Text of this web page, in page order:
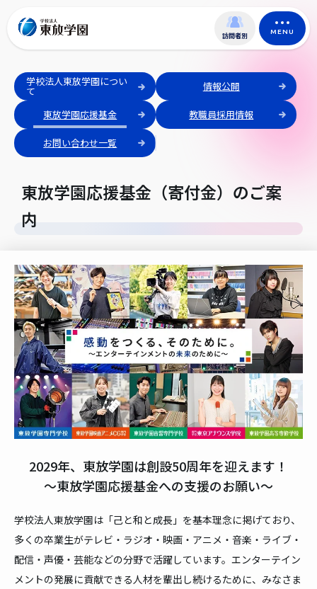
訪問者別 MENU
学校法人東放学園につい
て 情報公開
東放学園応援基金 教職員採用情報
お問い合わせ一覧
東放学園応援基金（寄付金）のご案
内
2029年、東放学園は創設50周年を迎えます！
〜東放学園応援基金への支援のお願い〜
学校法人東放学園は「己と和と成長」を基本理念に掲げており、
多くの卒業生がテレビ・ラジオ・映画・アニメ・音楽・ライブ・
配信・声優・芸能などの分野で活躍しています。エンターテイン
メントの発展に貢献できる人材を輩出し続けるために、みなさま